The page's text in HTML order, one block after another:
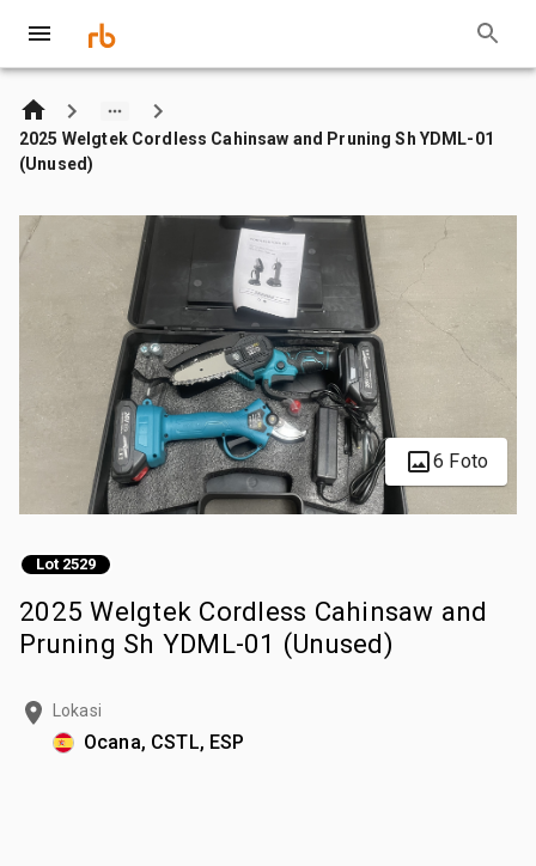
2025 Welgtek Cordless Cahinsaw and Pruning Sh YDML-01
(Unused)
6 Foto
Lot 2529
2025 Welgtek Cordless Cahinsaw and
Pruning Sh YDML-01 (Unused)
Lokasi
Ocana, CSTL, ESP